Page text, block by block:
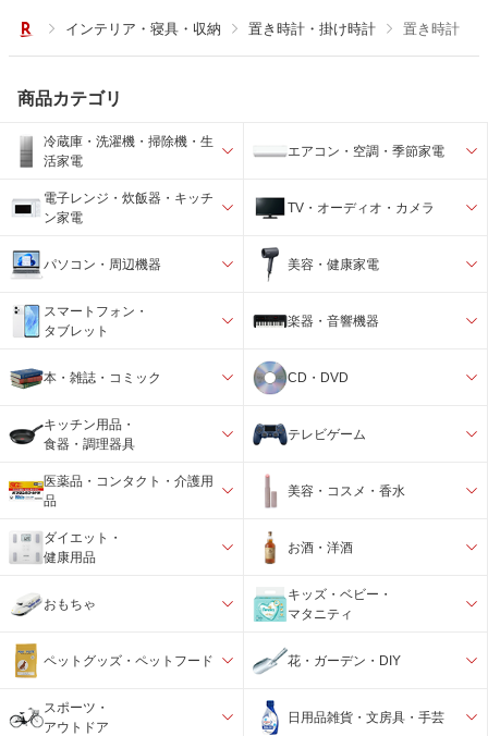
インテリア・寝具・収納 置き時計・掛け時計 置き時計
商品カテゴリ
冷蔵庫・洗濯機・掃除機・生
活家電
エアコン・空調・季節家電
電子レンジ・炊飯器・キッチ
ン家電
TV・オーディオ・カメラ
パソコン・周辺機器 美容・健康家電
スマートフォン・
タブレット
楽器・音響機器
本・雑誌・コミック CD・DVD
キッチン用品・
食器・調理器具
テレビゲーム
医薬品・コンタクト・介護用
品
美容・コスメ・香水
ダイエット・
健康用品
お酒・洋酒
おもちゃ
キッズ・ベビー・
マタニティ
ペットグッズ・ペットフード 花・ガーデン・DIY
スポーツ・
アウトドア
日用品雑貨・文房具・手芸